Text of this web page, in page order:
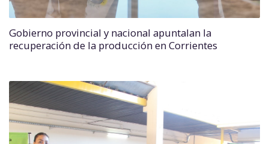
Gobierno provincial y nacional apuntalan la
recuperación de la producción en Corrientes